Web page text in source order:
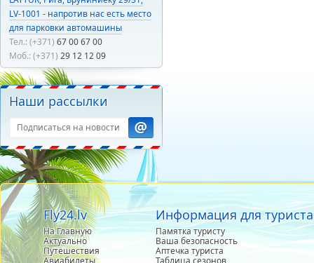
LV-1001 - напротив нас есть место
для парковки автомашины
Тел.: (+371) 67 00 67 00
Моб.: (+371) 29 12 12 09
Наши рассылки
Fly24.lv
На Главную
Актуально
Путешествия
Авиабилеты
Информация для туриста
Памятка туристу
Ваша безопасность
Аптечка туриста
Таблица сезонов